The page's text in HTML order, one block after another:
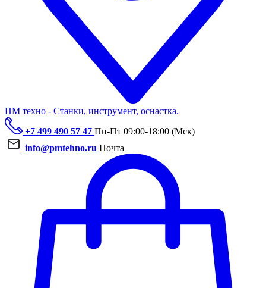
ПМ техно - Станки, инструмент, оснастка.
+7 499 490 57 47 Пн-Пт 09:00-18:00 (Мск)
info@pmtehno.ru Почта